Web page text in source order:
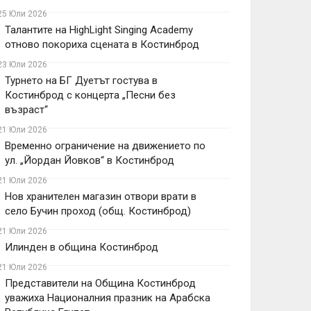
Юли 2026
Талантите на HighLight Singing Academy
отново покориха сцената в Костинброд
Юли 2026
Турнето на БГ Дуетът гостува в
Костинброд с концерта „Песни без
възраст“
Юли 2026
Временно ограничение на движението по
ул. „Йордан Йовков“ в Костинброд
Юли 2026
Нов хранителен магазин отвори врати в
село Бучин проход (общ. Костинброд)
Юли 2026
Илинден в община Костинброд
Юли 2026
Представители на Община Костинброд
уважиха Националния празник на Арабска